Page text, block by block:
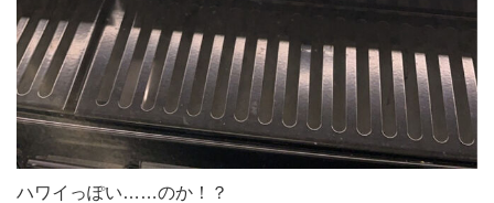
ハワイっぽい……のか！？